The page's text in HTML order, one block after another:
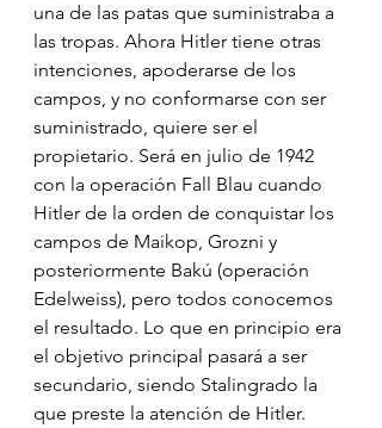
una de las patas que suministraba a
las tropas. Ahora Hitler tiene otras
intenciones, apoderarse de los
campos, y no conformarse con ser
suministrado, quiere ser el
propietario. Será en julio de 1942
con la operación Fall Blau cuando
Hitler de la orden de conquistar los
campos de Maikop, Grozni y
posteriormente Bakú (operación
Edelweiss), pero todos conocemos
el resultado. Lo que en principio era
el objetivo principal pasará a ser
secundario, siendo Stalingrado la
que preste la atención de Hitler.